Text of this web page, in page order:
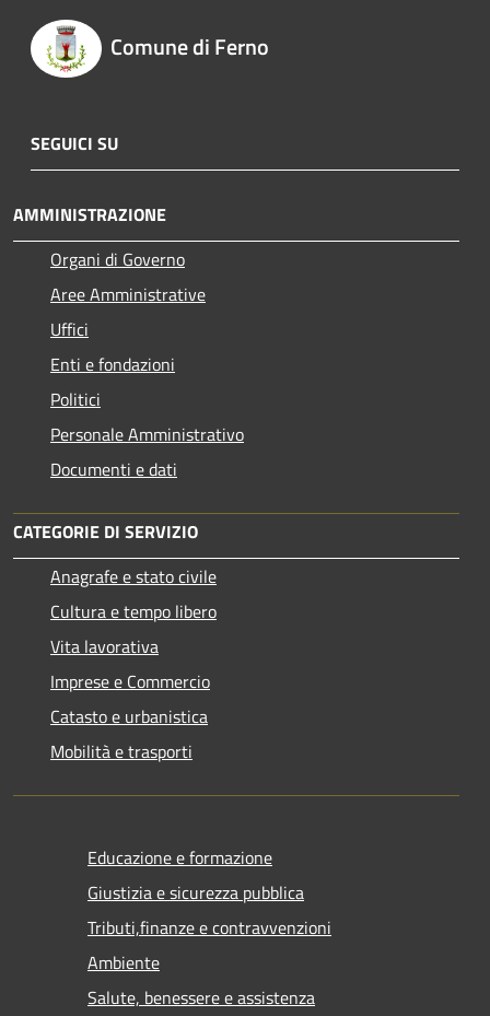
Comune di Ferno
SEGUICI SU
AMMINISTRAZIONE
Organi di Governo
Aree Amministrative
Uffici
Enti e fondazioni
Politici
Personale Amministrativo
Documenti e dati
CATEGORIE DI SERVIZIO
Anagrafe e stato civile
Cultura e tempo libero
Vita lavorativa
Imprese e Commercio
Catasto e urbanistica
Mobilità e trasporti
Educazione e formazione
Giustizia e sicurezza pubblica
Tributi,finanze e contravvenzioni
Ambiente
Salute, benessere e assistenza